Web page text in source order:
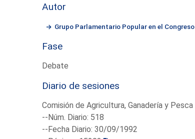
Autor
Grupo Parlamentario Popular en el Congreso
Fase
Debate
Diario de sesiones
Comisión de Agricultura, Ganadería y Pesca
--Núm. Diario: 518
--Fecha Diario: 30/09/1992